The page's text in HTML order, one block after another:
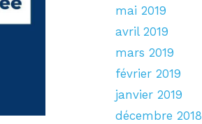
mai 2019
avril 2019
mars 2019
février 2019
janvier 2019
décembre 2018